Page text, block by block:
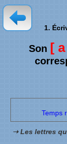
1.
Son [
Temps
➝ Les lettres